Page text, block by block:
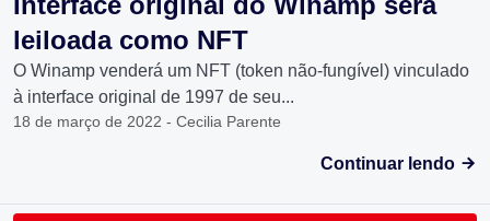
leiloada como NFT
O Winamp venderá um NFT (token não-fungível) vinculado
à interface original de 1997 de seu...
18 de março de 2022 - Cecilia Parente
Continuar lendo